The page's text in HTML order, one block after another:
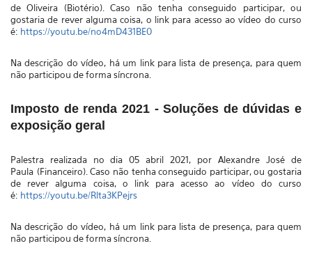
de Oliveira (Biotério). Caso não tenha conseguido participar, ou
gostaria de rever alguma coisa, o link para acesso ao vídeo do curso
é: https://youtu.be/no4mD431BE0
Na descrição do vídeo, há um link para lista de presença, para quem
não participou de forma síncrona.
Imposto de renda 2021 - Soluções de dúvidas e
exposição geral
Palestra realizada no dia 05 abril 2021, porAlexandre José de
Paula (Financeiro). Caso não tenha conseguido participar, ou gostaria
de rever alguma coisa, o link para acesso ao vídeo do curso
é: https://youtu.be/Rlta3KPejrs
Na descrição do vídeo, há um link para lista de presença, para quem
não participou de forma síncrona.